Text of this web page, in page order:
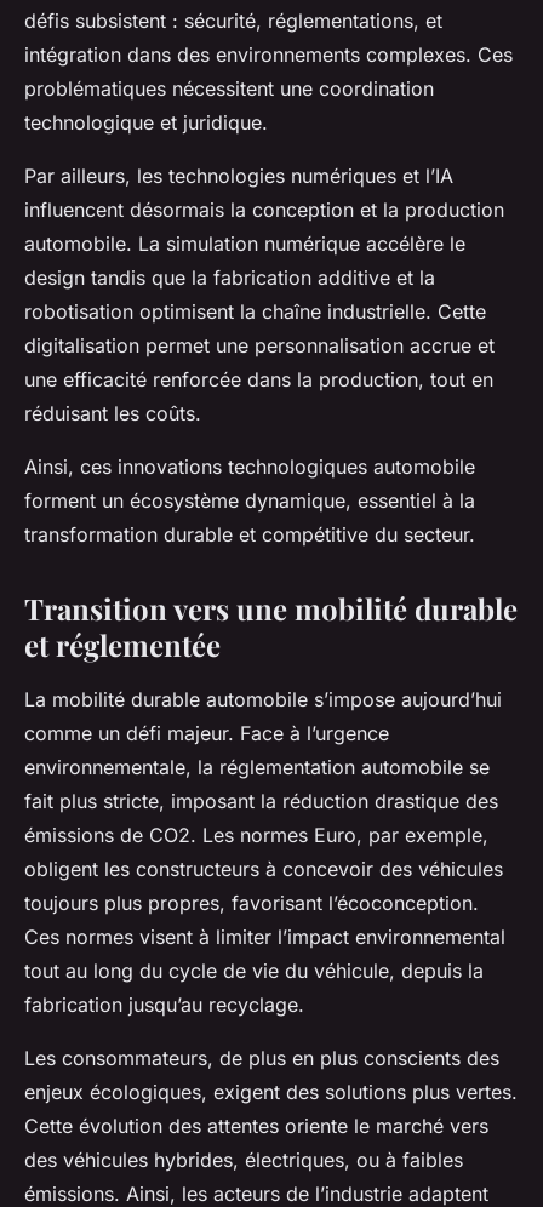
défis subsistent : sécurité, réglementations, et
intégration dans des environnements complexes. Ces
problématiques nécessitent une coordination
technologique et juridique.
Par ailleurs, les technologies numériques et l’IA
influencent désormais la conception et la production
automobile. La simulation numérique accélère le
design tandis que la fabrication additive et la
robotisation optimisent la chaîne industrielle. Cette
digitalisation permet une personnalisation accrue et
une efficacité renforcée dans la production, tout en
réduisant les coûts.
Ainsi, ces innovations technologiques automobile
forment un écosystème dynamique, essentiel à la
transformation durable et compétitive du secteur.
Transition vers une mobilité durable
et réglementée
La mobilité durable automobile s’impose aujourd’hui
comme un défi majeur. Face à l’urgence
environnementale, la réglementation automobile se
fait plus stricte, imposant la réduction drastique des
émissions de CO2. Les normes Euro, par exemple,
obligent les constructeurs à concevoir des véhicules
toujours plus propres, favorisant l’écoconception.
Ces normes visent à limiter l’impact environnemental
tout au long du cycle de vie du véhicule, depuis la
fabrication jusqu’au recyclage.
Les consommateurs, de plus en plus conscients des
enjeux écologiques, exigent des solutions plus vertes.
Cette évolution des attentes oriente le marché vers
des véhicules hybrides, électriques, ou à faibles
émissions. Ainsi, les acteurs de l’industrie adaptent